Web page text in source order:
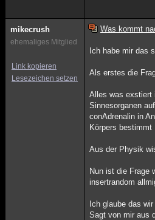
mikecrush
ehemaliges Mitglied
Link kopieren
Lesezeichen setzen
Was kommt
Ich habe mir das
Als erstes die
Alles was exstiert
Sinnesorganen
conAdrenalin in
Körpers
Aus der Physik
Nun ist die Frage
insertrandom
Ich glaube das
Sagt von mir aus